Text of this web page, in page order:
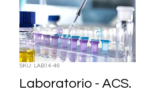
SKU: LAB14-46
Laboratorio - ACS.